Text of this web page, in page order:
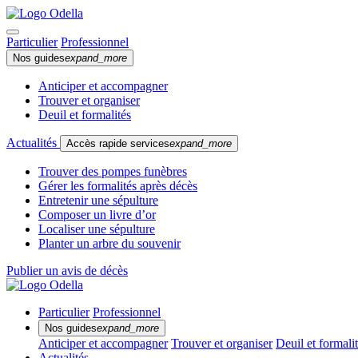
Particulier Professionnel
Nos guidesexpand_more
Anticiper et accompagner
Trouver et organiser
Deuil et formalités
Actualités Accès rapide servicesexpand_more
Trouver des pompes funèbres
Gérer les formalités après décès
Entretenir une sépulture
Composer un livre d’or
Localiser une sépulture
Planter un arbre du souvenir
Publier un avis de décès
Particulier Professionnel
Nos guidesexpand_more
Anticiper et accompagner Trouver et organiser Deuil et